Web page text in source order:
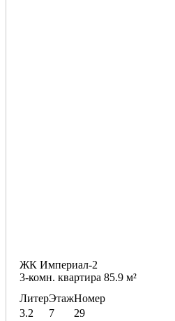
ЖК Империал-2
3-комн. квартира 85.9 м²
Литер
3.2
Этаж
7
Номер
29